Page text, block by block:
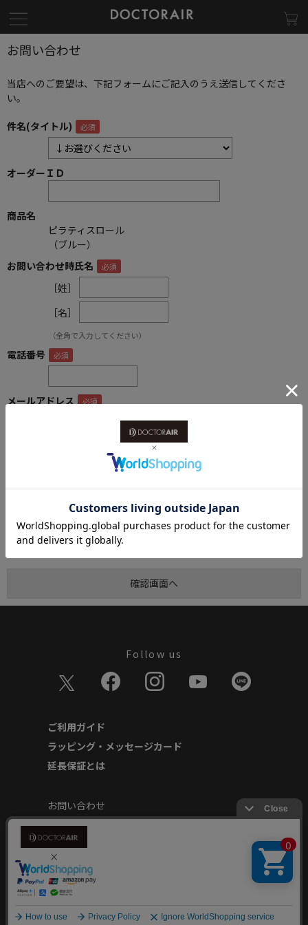
お問い合わせ
当店へのご要望は、下記フォームにご記入のうえ送信してくださ
い。
件名(タイトル)
オーダーＩＤ
商品名
ピラティスロール
（ブルー）
お問い合わせ時氏名
［姓］
［名］
（全角で入力してください）
電話番号
メールアドレス
Follow us
ご利用ガイド
ラッピング・メッセージカード
延長保証とは
お問い合わせ
個人情報の取り扱いについて
特定商取引に基づく表記
商品延長保証規約
安心してご使用いただくために
Copyright © Dream Factory Inc. All rights reserved.